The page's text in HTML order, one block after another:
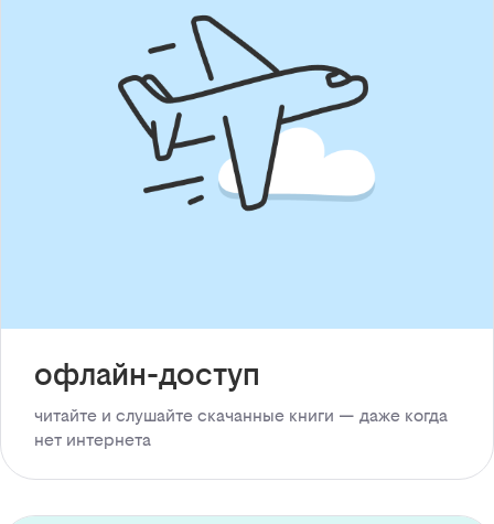
офлайн-доступ
читайте и слушайте скачанные книги — даже когда
нет интернета